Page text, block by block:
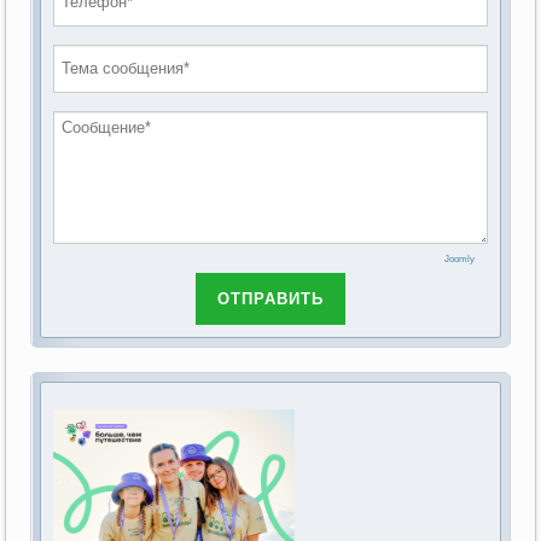
обсуждению Федерального закона Российской
основах социального обслуживания граждан в
2019 год
2018 год
Joomly
ОТПРАВИТЬ